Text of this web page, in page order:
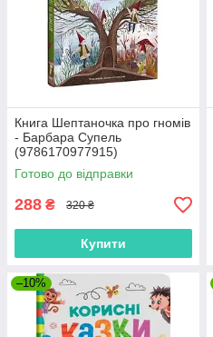
Книга Шептаночка про гномів
- Барбара Супель
(9786170977915)
Готово до відправки
288 ₴ 320 ₴
Купити
–10%